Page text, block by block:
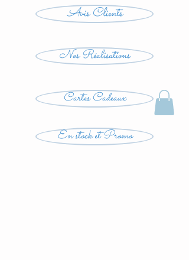
Avis Clients
Nos Réalisations
Cartes Cadeaux
En stock et Promo